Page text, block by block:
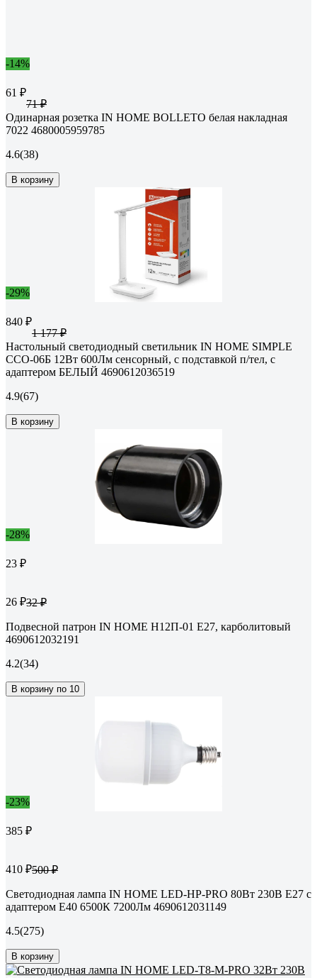
-14%
61 ₽
71 ₽
Одинарная розетка IN HOME BOLLETO белая накладная
7022 4680005959785
4.6(38)
В корзину
-29%
840 ₽
1 177 ₽
Настольный светодиодный светильник IN HOME SIMPLE
ССО-06Б 12Вт 600Лм сенсорный, с подставкой п/тел, с
адаптером БЕЛЫЙ 4690612036519
4.9(67)
В корзину
-28%
23 ₽
26 ₽32 ₽
Подвесной патрон IN HOME Н12П-01 Е27, карболитовый
4690612032191
4.2(34)
В корзину по 10
-23%
385 ₽
410 ₽500 ₽
Светодиодная лампа IN HOME LED-HP-PRO 80Вт 230В E27 с
адаптером Е40 6500К 7200Лм 4690612031149
4.5(275)
В корзину